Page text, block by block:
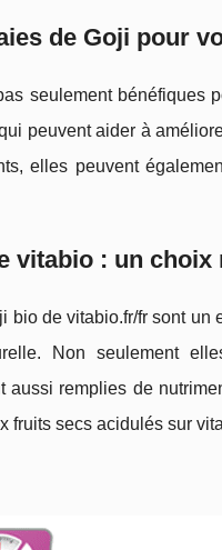
de Goji pour
seulement bénéfiques
peuvent aider à
elles peuvent
vitabio : un
bio de vitabio.fr/fr sont
Non seulement
aussi remplies de
fruits secs acidulés sur